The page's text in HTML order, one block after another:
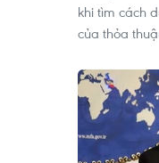
khi tìm cách
của thỏa